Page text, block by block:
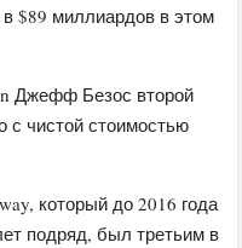
$89 миллиардов в этом
Джефф Безос второй
с чистой стоимостью
который до 2016 года
подряд, был третьим в